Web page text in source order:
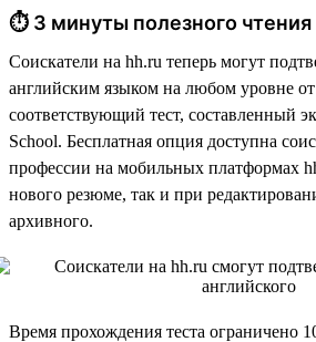
⏱ 3 минуты полезного чтения
Соискатели на hh.ru теперь могут
английским языком на любом уровне
соответствующий тест, составленный
School. Бесплатная опция доступна
профессии на мобильных платформах
нового резюме, так и при
архивного.
Время прохождения теста ограничено